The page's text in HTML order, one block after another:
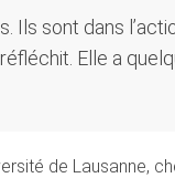
Ils sont dans
Elle a
de Lausanne,